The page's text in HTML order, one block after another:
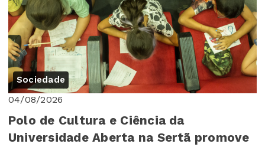
Sociedade
04/08/2026
Polo de Cultura e Ciência da
Universidade Aberta na Sertã promove